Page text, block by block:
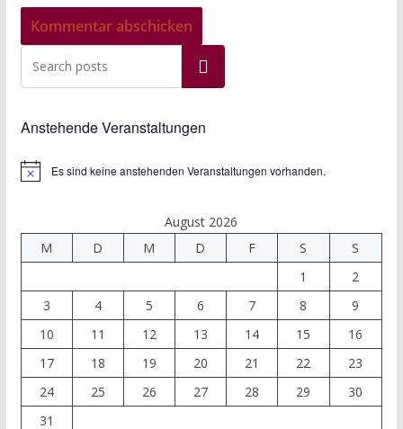
Suchen
Anstehende Veranstaltungen
H
e
s
Es sind keine anstehenden Veranstaltungen vorhanden.
August 2026
M
D M D F S
S
1
2
3
4 5 6 7 8
9
10
11 12 13 14 15
16
17
18 19 20 21 22
23
24
25 26 27 28 29
30
31